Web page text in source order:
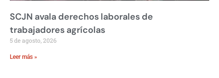
SCJN avala derechos laborales de
trabajadores agrícolas
5 de agosto, 2026
Leer más »